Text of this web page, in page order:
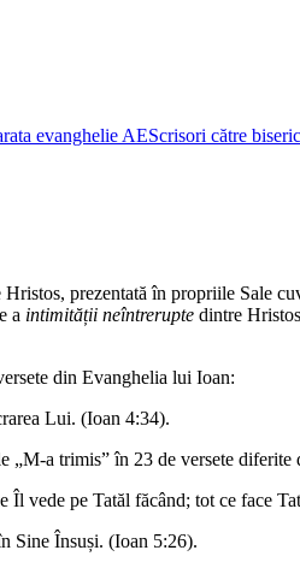
evanghelie AEScrisori către
prezentată în propriile Sale
a intimității neîntrerupte dintre
din Evanghelia lui Ioan:
Lui. (Ioan 4:34).
„M-a trimis” în 23 de versete
vede pe Tatăl făcând; tot ce face
Sine Însuși. (Ioan 5:26).